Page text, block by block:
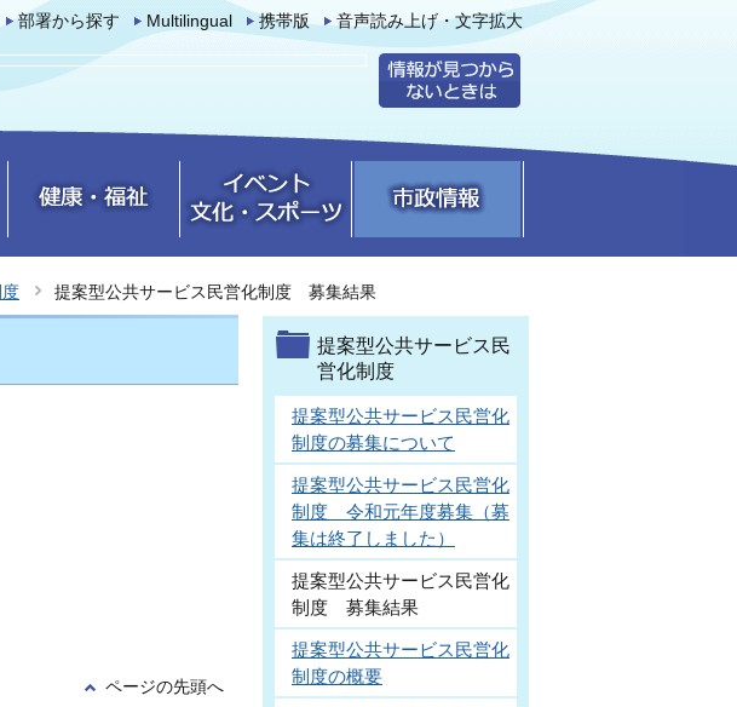
部署から探す Multilingual 携帯版 音声読み上げ・文字拡大
提案型公共サービス民営化制度 募集結果
ページの先頭へ
提案型公共サービス民
営化制度
提案型公共サービス民営化
制度の募集について
提案型公共サービス民営化
制度 令和元年度募集（募
集は終了しました）
提案型公共サービス民営化
制度 募集結果
提案型公共サービス民営化
制度の概要